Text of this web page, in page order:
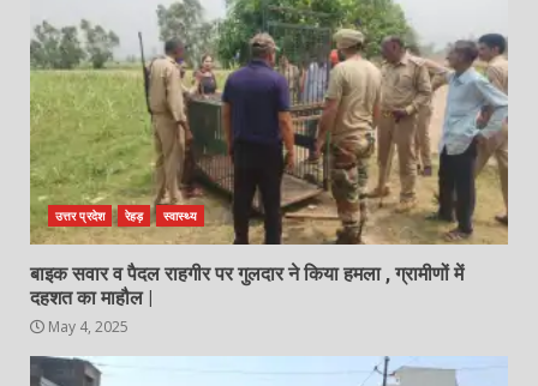
उत्तर प्रदेश रेहड़ स्वास्थ्य
बाइक सवार व पैदल राहगीर पर गुलदार ने किया हमला , ग्रामीणों में
दहशत का माहौल |
May 4, 2025